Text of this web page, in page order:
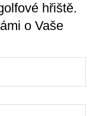
hřiště.
o Vaše